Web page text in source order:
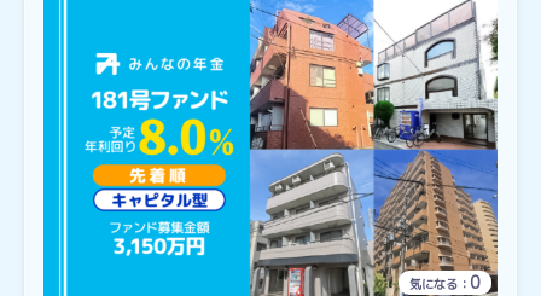
気になる： 0